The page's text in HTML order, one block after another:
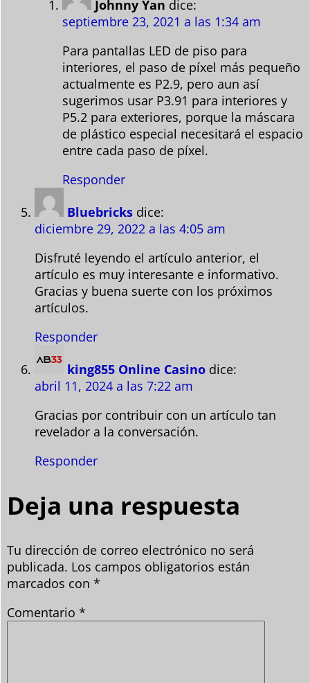
Johnny Yan dice:
septiembre 23, 2021 a las 1:34 am
Para pantallas LED de piso para
interiores, el paso de píxel más pequeño
actualmente es P2.9, pero aun así
sugerimos usar P3.91 para interiores y
P5.2 para exteriores, porque la máscara
de plástico especial necesitará el espacio
entre cada paso de píxel.
Responder
Bluebricks dice:
diciembre 29, 2022 a las 4:05 am
Disfruté leyendo el artículo anterior, el
artículo es muy interesante e informativo.
Gracias y buena suerte con los próximos
artículos.
Responder
king855 Online Casino dice:
abril 11, 2024 a las 7:22 am
Gracias por contribuir con un artículo tan
revelador a la conversación.
Responder
Deja una respuesta
Tu dirección de correo electrónico no será
publicada. Los campos obligatorios están
marcados con *
Comentario *